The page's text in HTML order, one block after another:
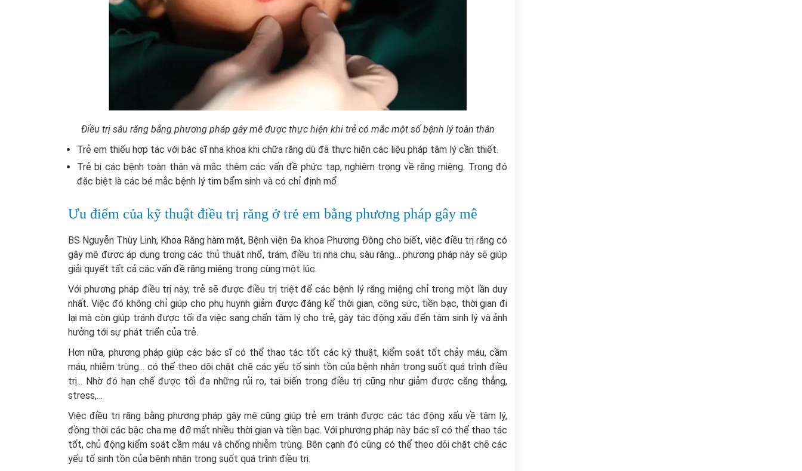
Điều trị sâu răng bằng phương pháp gây mê được thực hiện khi trẻ có mắc một số bệnh lý toàn thân
Trẻ em thiếu hợp tác với bác sĩ nha khoa khi chữa răng dù đã thực hiện các liệu pháp tâm lý cần thiết.
Trẻ bị các bệnh toàn thân và mắc thêm các vấn đề phức tạp, nghiêm trọng về răng miệng. Trong đó
đặc biệt là các bé mắc bệnh lý tim bẩm sinh và có chỉ định mổ.
Ưu điểm của kỹ thuật điều trị răng ở trẻ em bằng phương pháp gây mê
BS Nguyễn Thùy Linh, Khoa Răng hàm mặt, Bệnh viện Đa khoa Phương Đông cho biết, việc điều trị răng có
gây mê được áp dụng trong các thủ thuật nhổ, trám, điều trị nha chu, sâu răng… phương pháp này sẽ giúp
giải quyết tất cả các vấn đề răng miệng trong cùng một lúc.
Với phương pháp điều trị này, trẻ sẽ được điều trị triệt để các bệnh lý răng miệng chỉ trong một lần duy
nhất. Việc đó không chỉ giúp cho phụ huynh giảm được đáng kể thời gian, công sức, tiền bạc, thời gian đi
lại mà còn giúp tránh được tối đa việc sang chấn tâm lý cho trẻ, gây tác động xấu đến tâm sinh lý và ảnh
hưởng tới sự phát triển của trẻ.
Hơn nữa, phương pháp giúp các bác sĩ có thể thao tác tốt các kỹ thuật, kiểm soát tốt chảy máu, cầm
máu, nhiễm trùng... có thể theo dõi chặt chẽ các yếu tố sinh tồn của bệnh nhân trong suốt quá trình điều
trị... Nhờ đó hạn chế được tối đa những rủi ro, tai biến trong điều trị cũng như giảm được căng thẳng,
stress,…
Việc điều trị răng bằng phương pháp gây mê cũng giúp trẻ em tránh được các tác động xấu về tâm lý,
đồng thời các bậc cha mẹ đỡ mất nhiều thời gian và tiền bạc. Với phương pháp này bác sĩ có thể thao tác
tốt, chủ động kiểm soát cầm máu và chống nhiễm trùng. Bên cạnh đó cũng có thể theo dõi chặt chẽ các
yếu tố sinh tồn của bệnh nhân trong suốt quá trình điều trị.